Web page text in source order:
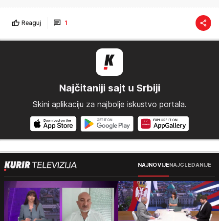
Reaguj 1
Najčitaniji sajt u Srbiji
Skini aplikaciju za najbolje iskustvo portala.
NAJNOVIJENAJGLEDANIJE